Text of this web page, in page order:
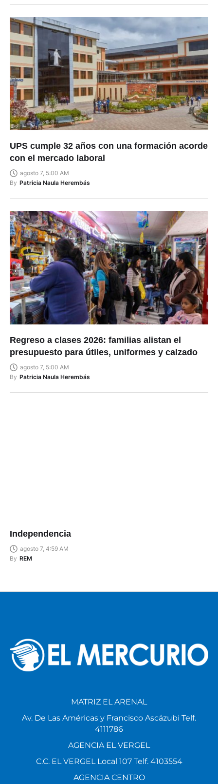
UPS cumple 32 años con una formación acorde
con el mercado laboral
agosto 7, 5:00 AM
By Patricia Naula Herembás
Regreso a clases 2026: familias alistan el
presupuesto para útiles, uniformes y calzado
agosto 7, 5:00 AM
By Patricia Naula Herembás
Independencia
agosto 7, 4:59 AM
By REM
MATRIZ EL ARENAL
Av. De Las Américas y Francisco Ascázubi Telf.
4111786
AGENCIA EL VERGEL
C.C. EL VERGEL Local 107 Telf. 4103554
AGENCIA CENTRO